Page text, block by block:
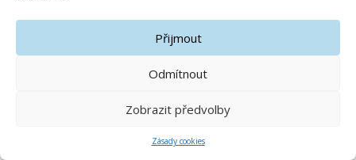
Přijmout
Odmítnout
Zobrazit předvolby
Zásady cookies